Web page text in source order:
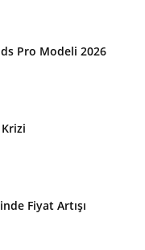
Pro Modeli 2026
Fiyat Artışı